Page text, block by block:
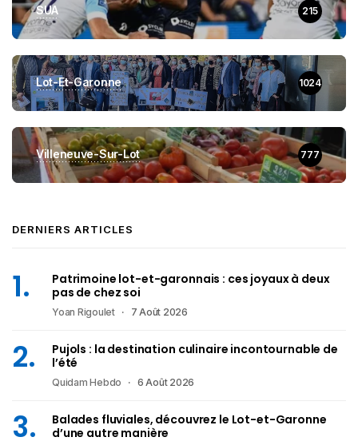
SUA 215
Lot-Et-Garonne 1024
Villeneuve-Sur-Lot 777
DERNIERS ARTICLES
Patrimoine lot-et-garonnais : ces joyaux à deux
pas de chez soi
Yoan Rigoulet 7 Août 2026
Pujols : la destination culinaire incontournable de
l’été
Quidam Hebdo 6 Août 2026
Balades fluviales, découvrez le Lot-et-Garonne
d’une autre manière